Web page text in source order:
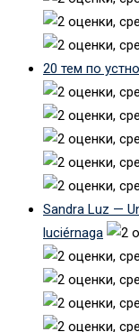
20 тем по
Sandra Luz —
luciérnaga